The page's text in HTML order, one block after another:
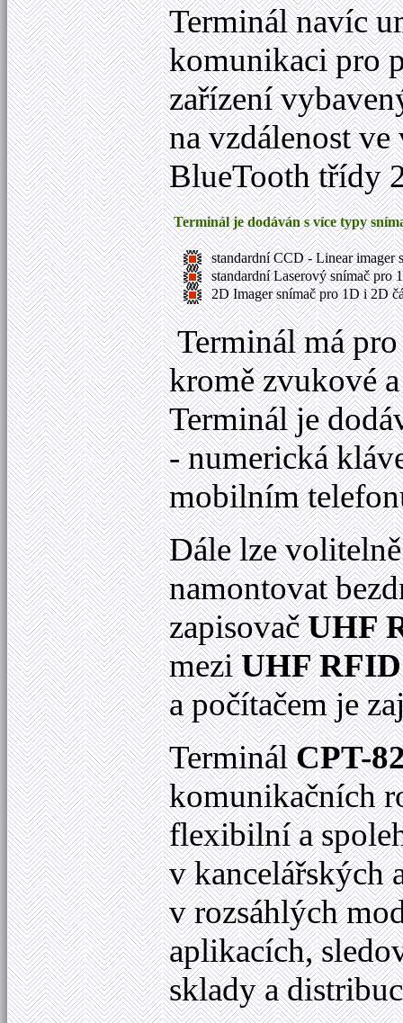
Terminál navíc
komunikaci pro
zařízení
na vzdálenost
BlueTooth třídy
Terminál je dodáván s více typy
standardní CCD - Linear imager
standardní Laserový snímač pro
2D Imager snímač pro 1D i 2D
Terminál má
kromě zvukové
Terminál je
- numerická
mobilním
Dále lze
namontovat
zapisovačUHF
meziUHF RFID
a počítačem je
TerminálCPT-
komunikačních
flexibilní a
v kancelářských
v rozsáhlých
aplikacích,
sklady a